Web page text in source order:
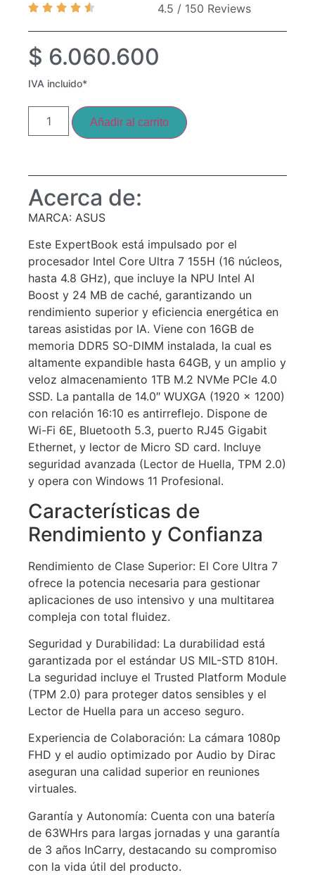
4.5 / 150 Reviews
$ 6.060.600
IVA incluido*
Añadir al carrito
Acerca de:
MARCA: ASUS
Este ExpertBook está impulsado por el
procesador Intel Core Ultra 7 155H (16 núcleos,
hasta 4.8 GHz), que incluye la NPU Intel AI
Boost y 24 MB de caché, garantizando un
rendimiento superior y eficiencia energética en
tareas asistidas por IA. Viene con 16GB de
memoria DDR5 SO-DIMM instalada, la cual es
altamente expandible hasta 64GB, y un amplio y
veloz almacenamiento 1TB M.2 NVMe PCIe 4.0
SSD. La pantalla de 14.0″ WUXGA (1920 x 1200)
con relación 16:10 es antirreflejo. Dispone de
Wi-Fi 6E, Bluetooth 5.3, puerto RJ45 Gigabit
Ethernet, y lector de Micro SD card. Incluye
seguridad avanzada (Lector de Huella, TPM 2.0)
y opera con Windows 11 Profesional.
Características de
Rendimiento y Confianza
Rendimiento de Clase Superior: El Core Ultra 7
ofrece la potencia necesaria para gestionar
aplicaciones de uso intensivo y una multitarea
compleja con total fluidez.
Seguridad y Durabilidad: La durabilidad está
garantizada por el estándar US MIL-STD 810H.
La seguridad incluye el Trusted Platform Module
(TPM 2.0) para proteger datos sensibles y el
Lector de Huella para un acceso seguro.
Experiencia de Colaboración: La cámara 1080p
FHD y el audio optimizado por Audio by Dirac
aseguran una calidad superior en reuniones
virtuales.
Garantía y Autonomía: Cuenta con una batería
de 63WHrs para largas jornadas y una garantía
de 3 años InCarry, destacando su compromiso
con la vida útil del producto.